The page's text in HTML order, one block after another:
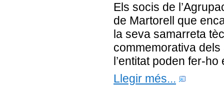
Els socis de
de Martorell que
la seva samarreta
commemorativa
l’entitat poden fer-
Llegir més...